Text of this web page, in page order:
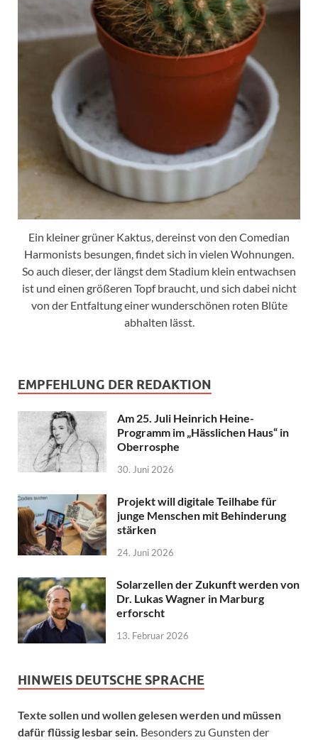
Ein kleiner grüner Kaktus, dereinst von den Comedian
Harmonists besungen, findet sich in vielen Wohnungen.
So auch dieser, der längst dem Stadium klein entwachsen
ist und einen größeren Topf braucht, und sich dabei nicht
von der Entfaltung einer wunderschönen roten Blüte
abhalten lässt.
EMPFEHLUNG DER REDAKTION
Am 25. Juli Heinrich Heine-
Programm im „Hässlichen Haus“ in
Oberrosphe
30. Juni 2026
Projekt will digitale Teilhabe für
junge Menschen mit Behinderung
stärken
24. Juni 2026
Solarzellen der Zukunft werden von
Dr. Lukas Wagner in Marburg
erforscht
13. Februar 2026
HINWEIS DEUTSCHE SPRACHE
Texte sollen und wollen gelesen werden und müssen
dafür flüssig lesbar sein. Besonders zu Gunsten der